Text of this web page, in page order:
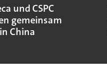
und CSPC
gemeinsam
China